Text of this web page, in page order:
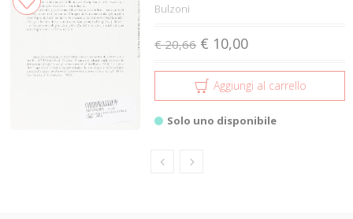
Bulzoni
€ 20,66 € 10,00
Aggiungi al carrello
Solo uno disponibile